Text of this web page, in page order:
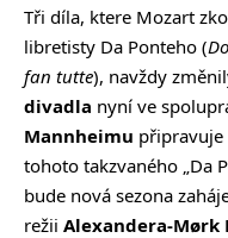
Tři díla, ktere Mozart
libretisty Da Ponteho (
fan tutte), navždy
divadla nyní ve
Mannheimu připravuje
tohoto takzvaného „Da
bude nová sezona
režii Alexandera-Mørk